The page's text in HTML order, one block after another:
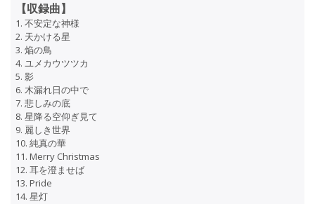
【収録曲】
1. 不安定な神様
2. 天かける星
3. 焔の鳥
4. ユメカウツツカ
5. 影
6. 木漏れ日の中で
7. 悲しみの底
8. 星降る空仰ぎ見て
9. 麗しき世界
10. 純真の華
11. Merry Christmas
12. 耳を澄ませば
13. Pride
14. 星灯